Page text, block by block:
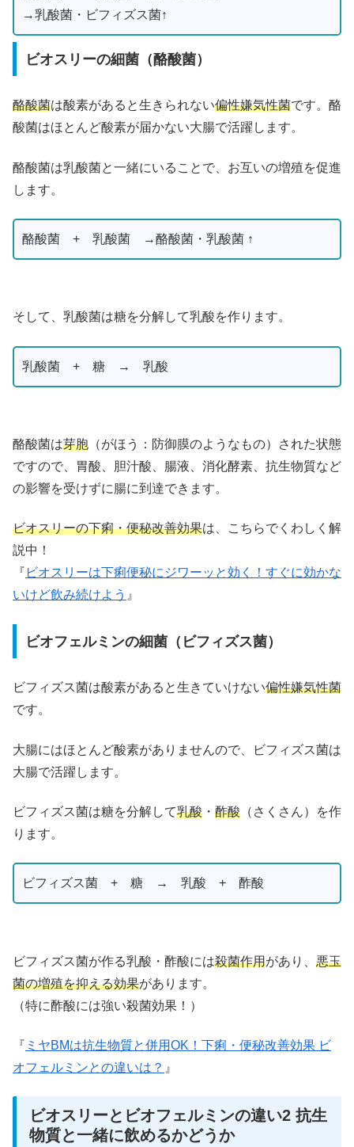
→乳酸菌・ビフィズス菌↑
ビオスリーの細菌（酪酸菌）
酪酸菌は酸素があると生きられない偏性嫌気性菌です。酪
酸菌はほとんど酸素が届かない大腸で活躍します。
酪酸菌は乳酸菌と一緒にいることで、お互いの増殖を促進
します。
酪酸菌 + 乳酸菌 →酪酸菌・乳酸菌 ↑
そして、乳酸菌は糖を分解して乳酸を作ります。
乳酸菌 + 糖 → 乳酸
酪酸菌は芽胞 （がほう：防御膜のようなもの）された状態
ですので、胃酸、胆汁酸、腸液、消化酵素、抗生物質など
の影響を受けずに腸に到達できます。
ビオスリーの下痢・便秘改善効果は、こちらでくわしく解
説中！
『 ビオスリーは下痢便秘にジワーッと効く！すぐに効かな
いけど飲み続けよう 』
ビオフェルミンの細菌（ビフィズス菌）
ビフィズス菌は酸素があると生きていけない偏性嫌気性菌
です。
大腸にはほとんど酸素がありませんので、ビフィズス菌は
大腸で活躍します。
ビフィズス菌は糖を分解して乳酸 ・ 酢酸 （さくさん）を作
ります。
ビフィズス菌 + 糖 → 乳酸 + 酢酸
ビフィズス菌が作る乳酸・酢酸には殺菌作用があり、 悪玉
菌の増殖を抑える効果があります。
（特に酢酸には強い殺菌効果！）
『 ミヤBMは抗生物質と併用OK！下痢・便秘改善効果 ビ
オフェルミンとの違いは？ 』
ビオスリーとビオフェルミンの違い2 抗生
物質と一緒に飲めるかどうか